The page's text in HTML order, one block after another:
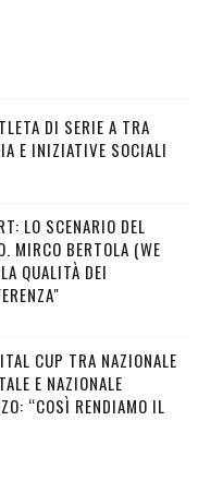
DI SERIE A TRA
E INIZIATIVE SOCIALI
LO SCENARIO DEL
MIRCO BERTOLA (WE
QUALITÀ DEI
CUP TRA NAZIONALE
E NAZIONALE
“COSÌ RENDIAMO IL